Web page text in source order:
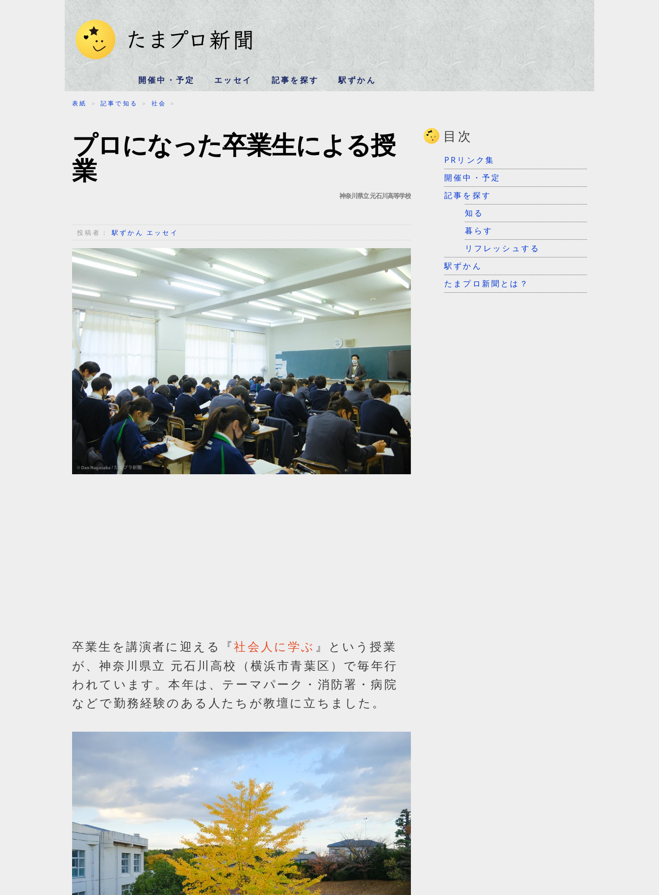
開催中・予定 エッセイ 記事を探す 駅ずかん
表紙 ＞記事で知る ＞ 社会 ＞
プロになった卒業生による授
業
神奈川県立 元石川高等学校
投稿者：駅ずかん エッセイ
卒業生を講演者に迎える『社会人に学ぶ 』という授業
が、神奈川県立 元石川高校（横浜市青葉区）で毎年行
われています。本年は、テーマパーク・消防署・病院
などで勤務経験のある人たちが教壇に立ちました。
目次
PRリンク集
開催中・予定
記事を探す
知る
暮らす
リフレッシュする
駅ずかん
たまプロ新聞とは？